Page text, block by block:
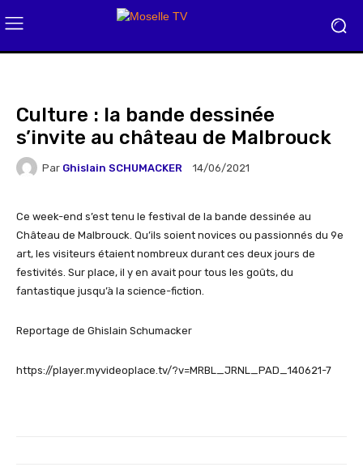
Culture : la bande dessinée
s’invite au château de Malbrouck
Par Ghislain SCHUMACKER 14/06/2021
Ce week-end s’est tenu le festival de la bande dessinée au
Château de Malbrouck. Qu’ils soient novices ou passionnés du 9e
art, les visiteurs étaient nombreux durant ces deux jours de
festivités. Sur place, il y en avait pour tous les goûts, du
fantastique jusqu’à la science-fiction.
Reportage de Ghislain Schumacker
https://player.myvideoplace.tv/?v=MRBL_JRNL_PAD_140621-7